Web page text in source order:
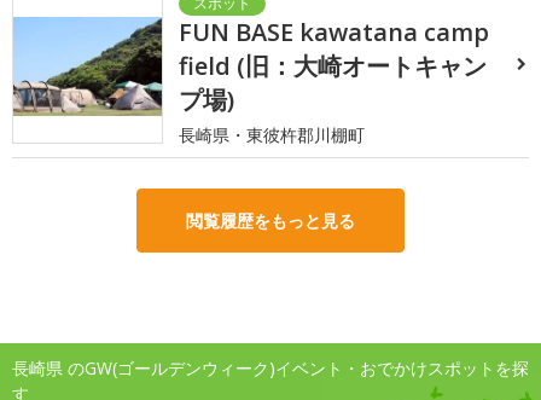
FUN BASE kawatana camp
field (旧：大崎オートキャン
プ場)
長崎県・東彼杵郡川棚町
閲覧履歴をもっと見る
長崎県 のGW(ゴールデンウィーク)イベント・おでかけスポットを探
す